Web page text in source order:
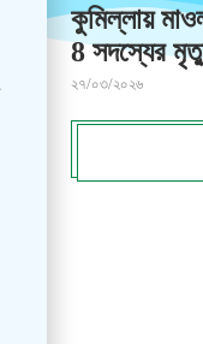
কুমিল্লায়
8 সদস্যের
২৭/০৩/২০২৬